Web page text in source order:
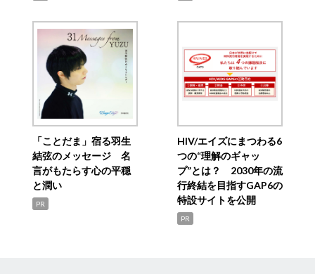
「ことだま」宿る羽生
結弦のメッセージ 名
言がもたらす心の平穏
と潤い
PR
HIV/エイズにまつわる6
つの“理解のギャッ
プ”とは？ 2030年の流
行終結を目指すGAP6の
特設サイトを公開
PR